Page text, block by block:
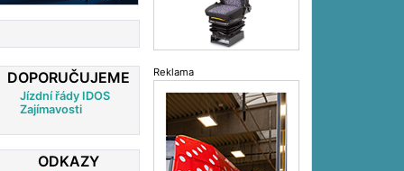
DOPORUČUJEME
Jízdní řády IDOS
Zajímavosti
ODKAZY
Reklama